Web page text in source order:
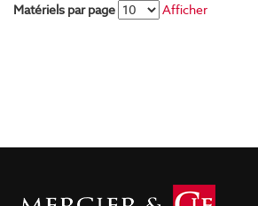
Matériels par page Afficher